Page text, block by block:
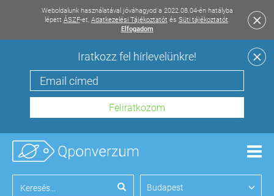
Weboldalunk használatával jóváhagyod a 2022.08.04-én hatályba
lépett ÁSZF-et, Adatkezelési Tájékoztatót és Süti tájékoztatót.
Elfogadom
Iratkozz fel hírlevelünkre!
Budapest